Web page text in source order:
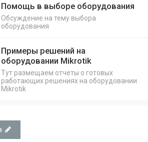
Помощь в выборе оборудования
Обсуждение на тему выбора
оборудования
Примеры решений на
оборудовании Mikrotik
Тут размещаем отчеты о готовых
работающих решениях на оборудовании
Mikrotik